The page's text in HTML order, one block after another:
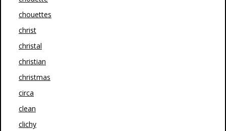
chouettes
christ
christal
christian
christmas
circa
clean
clichy